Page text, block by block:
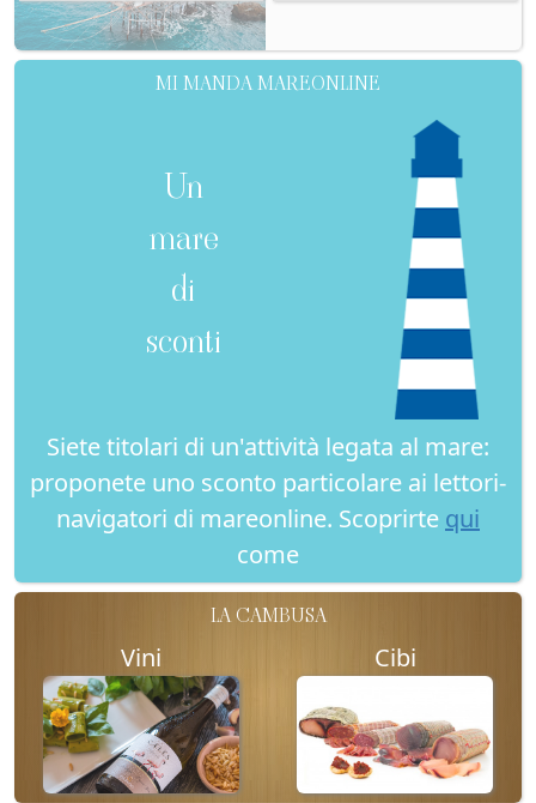
MI MANDA MAREONLINE
Un
mare
di
sconti
Siete titolari di un'attività legata al mare:
proponete uno sconto particolare ai lettori-
navigatori di mareonline. Scoprirte qui
come
LA CAMBUSA
Vini Cibi